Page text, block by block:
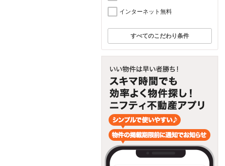
インターネット無料
すべてのこだわり条件